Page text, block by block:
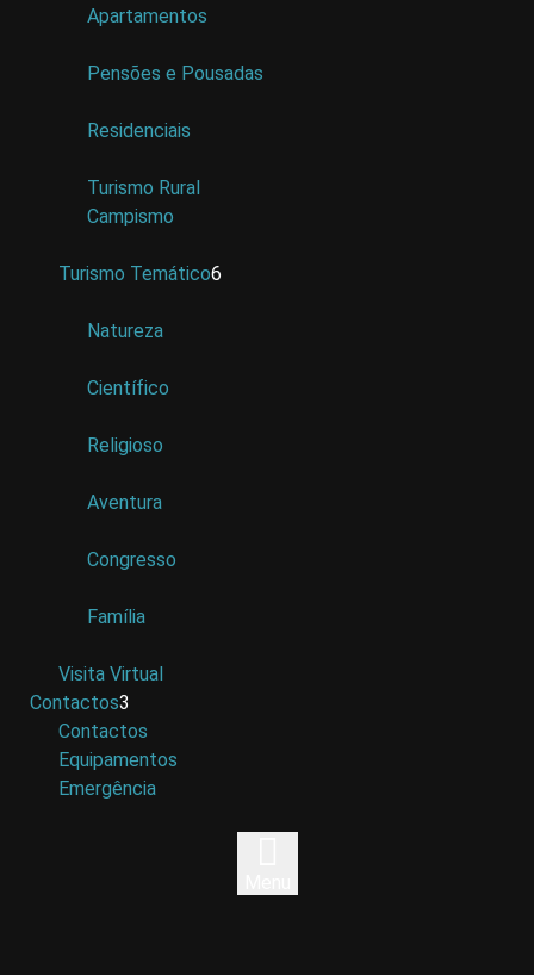
Apartamentos
Pensões e Pousadas
Residenciais
Turismo Rural
Campismo
Turismo Temático6
Natureza
Científico
Religioso
Aventura
Congresso
Família
Visita Virtual
Contactos3
Contactos
Equipamentos
Emergência